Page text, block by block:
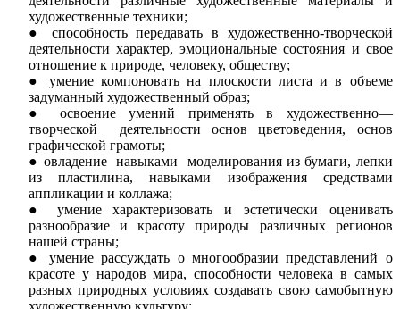
художественные техники;
способность передавать в художественно-творческой
деятельности характер, эмоциональные состояния и свое
отношение к природе, человеку, обществу;
умение компоновать на плоскости листа и в объеме
задуманный художественный образ;
освоение умений применять в художественно—
творческой деятельности основ цветоведения, основ
графической грамоты;
овладение навыками моделирования из бумаги, лепки
из пластилина, навыками изображения средствами
аппликации и коллажа;
умение характеризовать и эстетически оценивать
разнообразие и красоту природы различных регионов
нашей страны;
умение рассуждать о многообразии представлений о
красоте у народов мира, способности человека в самых
разных природных условиях создавать свою самобытную